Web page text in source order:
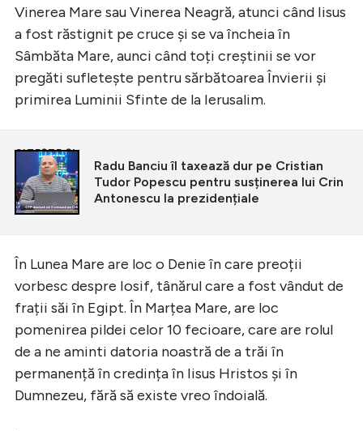
Vinerea Mare sau Vinerea Neagră, atunci când Iisus
a fost răstignit pe cruce și se va încheia în
Sâmbăta Mare, aunci când toți creștinii se vor
pregăti sufletește pentru sărbătoarea Învierii și
primirea Luminii Sfinte de la Ierusalim.
CITEȘTE ȘI
Radu Banciu îl taxează dur pe Cristian
Tudor Popescu pentru susținerea lui Crin
Antonescu la prezidențiale
În Lunea Mare are loc o Denie în care preoții
vorbesc despre Iosif, tânărul care a fost vândut de
frații săi în Egipt. În Marțea Mare, are loc
pomenirea pildei celor 10 fecioare, care are rolul
de a ne aminti datoria noastră de a trăi în
permanență în credința în Iisus Hristos și în
Dumnezeu, fără să existe vreo îndoială.